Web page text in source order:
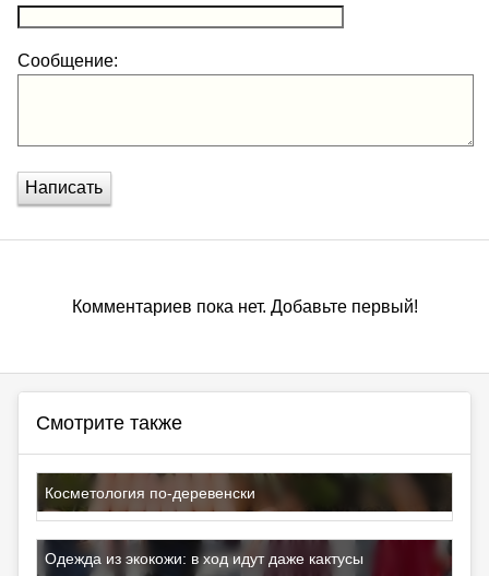
Сообщение:
Написать
Комментариев пока нет. Добавьте первый!
Смотрите также
Косметология по-деревенски
Одежда из экокожи: в ход идут даже кактусы